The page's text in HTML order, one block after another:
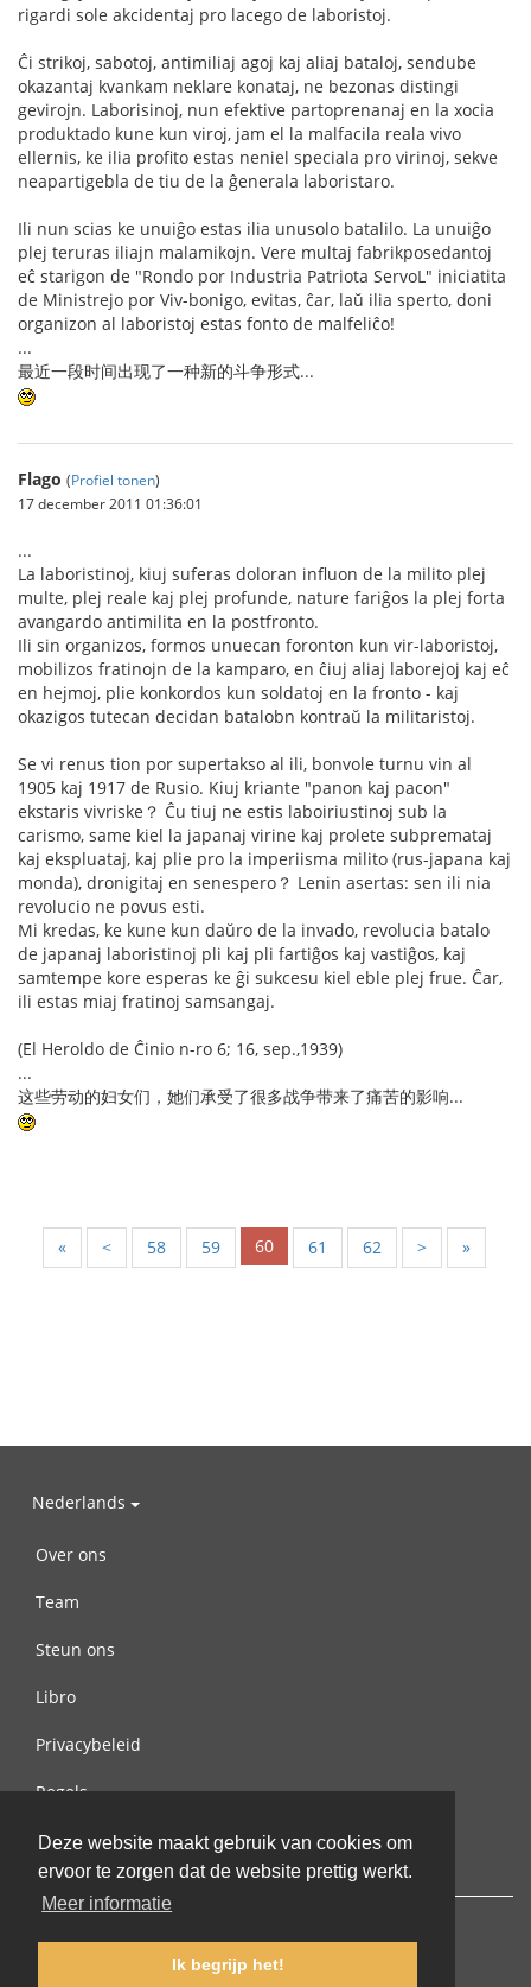
Deze website maakt gebruik van cookies om
ervoor te zorgen dat de website prettig werkt.
Meer informatie
Ik begrijp het!
rigardi sole akcidentaj pro lacego de laboristoj.
Ĉi strikoj, sabotoj, antimiliaj agoj kaj aliaj bataloj, sendube
okazantaj kvankam neklare konataj, ne bezonas distingi
gevirojn. Laborisinoj, nun efektive partoprenanaj en la xocia
produktado kune kun viroj, jam el la malfacila reala vivo
ellernis, ke ilia profito estas neniel speciala pro virinoj, sekve
neapartigebla de tiu de la ĝenerala laboristaro.
Ili nun scias ke unuiĝo estas ilia unusolo batalilo. La unuiĝo
plej teruras iliajn malamikojn. Vere multaj fabrikposedantoj
eĉ starigon de "Rondo por Industria Patriota ServoL" iniciatita
de Ministrejo por Viv-bonigo, evitas, ĉar, laŭ ilia sperto, doni
organizon al laboristoj estas fonto de malfeliĉo!
...
最近一段时间出现了一种新的斗争形式...
Flago (Profiel tonen)
17 december 2011 01:36:01
...
La laboristinoj, kiuj suferas doloran influon de la milito plej
multe, plej reale kaj plej profunde, nature fariĝos la plej forta
avangardo antimilita en la postfronto.
Ili sin organizos, formos unuecan foronton kun vir-laboristoj,
mobilizos fratinojn de la kamparo, en ĉiuj aliaj laborejoj kaj eĉ
en hejmoj, plie konkordos kun soldatoj en la fronto - kaj
okazigos tutecan decidan batalobn kontraŭ la militaristoj.
Se vi renus tion por supertakso al ili, bonvole turnu vin al
1905 kaj 1917 de Rusio. Kiuj kriante "panon kaj pacon"
ekstaris vivriske？ Ĉu tiuj ne estis laboiriustinoj sub la
carismo, same kiel la japanaj virine kaj prolete subpremataj
kaj ekspluataj, kaj plie pro la imperiisma milito (rus-japana kaj
monda), dronigitaj en senespero？ Lenin asertas: sen ili nia
revolucio ne povus esti.
Mi kredas, ke kune kun daŭro de la invado, revolucia batalo
de japanaj laboristinoj pli kaj pli fartiĝos kaj vastiĝos, kaj
samtempe kore esperas ke ĝi sukcesu kiel eble plej frue. Ĉar,
ili estas miaj fratinoj samsangaj.
(El Heroldo de Ĉinio n-ro 6; 16, sep.,1939)
...
这些劳动的妇女们，她们承受了很多战争带来了痛苦的影响...
« < 58 59 60 61 62 > »
Nederlands
Over ons
Team
Steun ons
Libro
Privacybeleid
Regels
Contact met ons opnemen